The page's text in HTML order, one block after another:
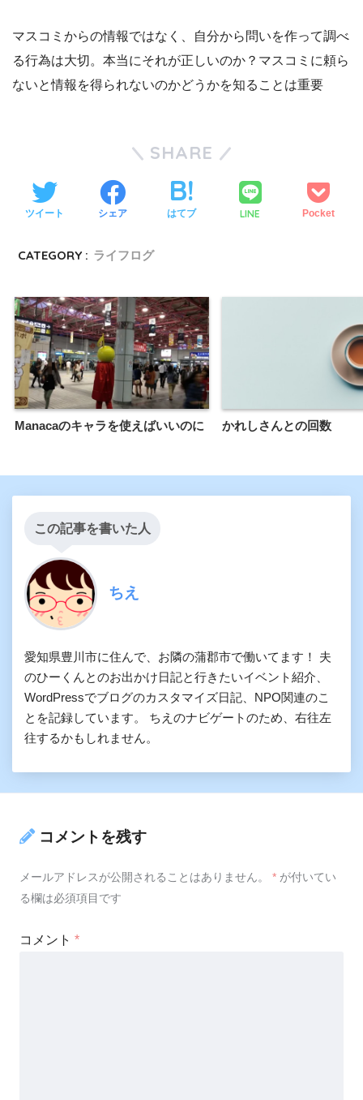
マスコミからの情報ではなく、自分から問いを作って調べ
る行為は大切。本当にそれが正しいのか？マスコミに頼ら
ないと情報を得られないのかどうかを知ることは重要
SHARE
ツイート シェア はてブ LINE Pocket
CATEGORY : ライフログ
Manacaのキャラを使えばいいのに かれしさんとの回数
この記事を書いた人
ちえ
愛知県豊川市に住んで、お隣の蒲郡市で働いてます！ 夫
のひーくんとのお出かけ日記と行きたいイベント紹介、
WordPressでブログのカスタマイズ日記、NPO関連のこ
とを記録しています。 ちえのナビゲートのため、右往左
往するかもしれません。
コメントを残す
メールアドレスが公開されることはありません。 * が付いてい
る欄は必須項目です
コメント *